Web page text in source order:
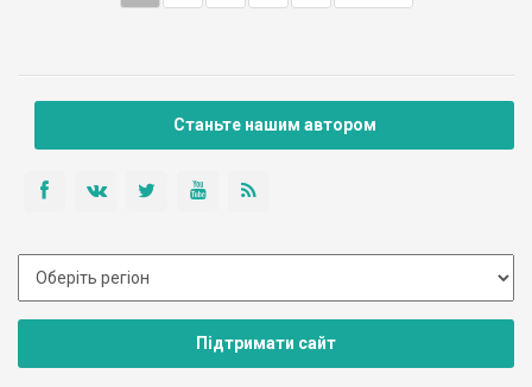
Станьте нашим автором
Підтримати сайт